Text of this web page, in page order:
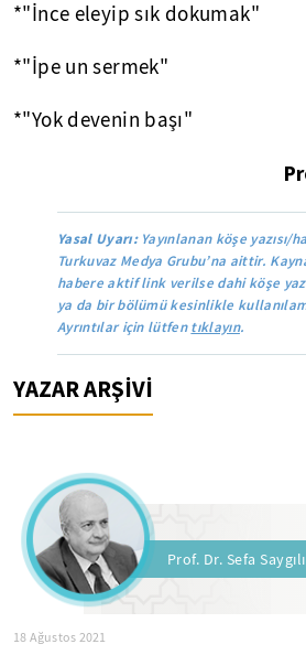
*"İnce eleyip sık dokumak"
*"İpe un sermek"
*"Yok devenin başı"
Yasal Uyarı: Yayınlanan köşe yazısı/
Turkuvaz Medya Grubu’na aittir.
habere aktif link verilse dahi köşe
ya da bir bölümü kesinlikle
Ayrıntılar için lütfentıklayın.
YAZAR ARŞİVİ
Prof. Dr. Sefa
18 Ağustos 2021